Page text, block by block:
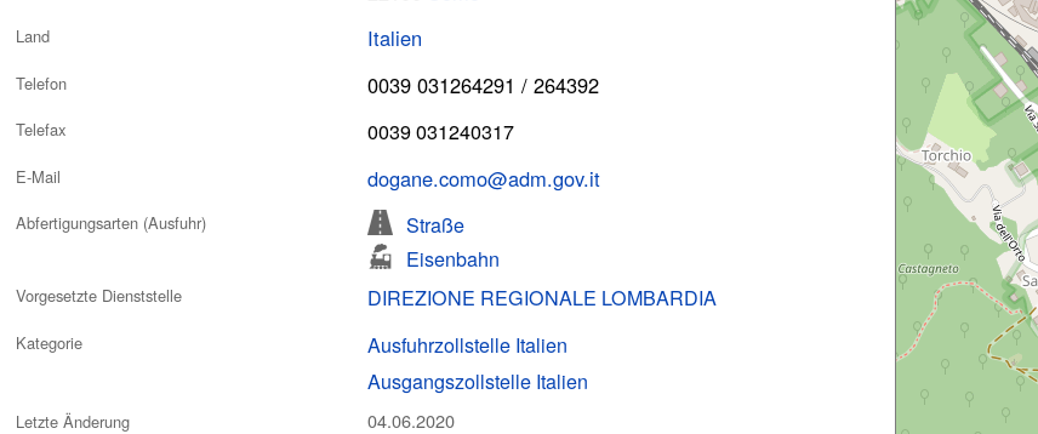
Land Italien
Telefon 0039 031264291 / 264392
Telefax 0039 031240317
E-Mail dogane.como@adm.gov.it
Abfertigungsarten (Ausfuhr)
Straße
Eisenbahn
Vorgesetzte Dienststelle DIREZIONE REGIONALE LOMBARDIA
Kategorie
Ausfuhrzollstelle Italien
Ausgangszollstelle Italien
Letzte Änderung 04.06.2020